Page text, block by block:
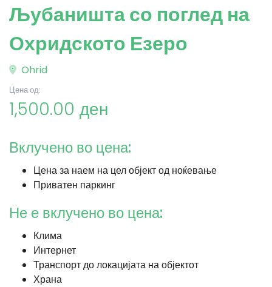
Љубаништа со поглед на
Охридското Езеро
Ohrid
Цена од:
1,500.00 ден
Вклучено во цена:
Цена за наем на цел објект од ноќевање
Приватен паркинг
Не е вклучено во цена:
Клима
Интернет
Транспорт до локацијата на објектот
Храна